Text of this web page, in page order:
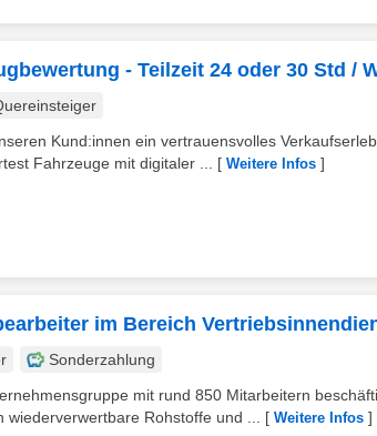
- Teilzeit 24 oder 30 Std /
Kund:innen ein vertrauensvolles
Fahrzeuge mit digitaler ...
[ Weitere Infos ]
im Bereich
Sonderzahlung
mit rund 850 Mitarbeitern
Rohstoffe und ...
[ Weitere Infos ]